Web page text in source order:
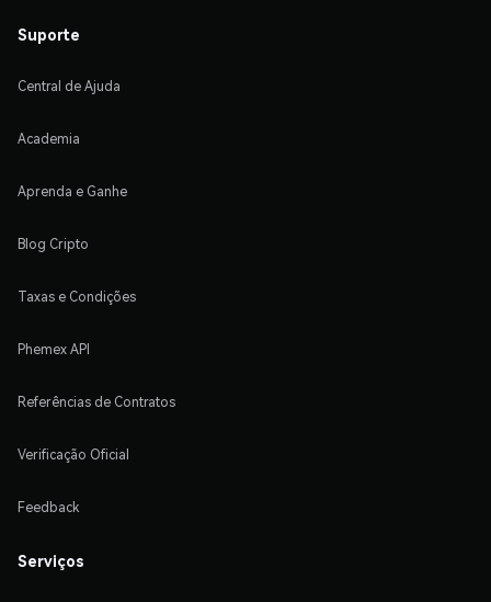
Suporte
Central de Ajuda
Academia
Aprenda e Ganhe
Blog Cripto
Taxas e Condições
Phemex API
Referências de Contratos
Verificação Oficial
Feedback
Serviços